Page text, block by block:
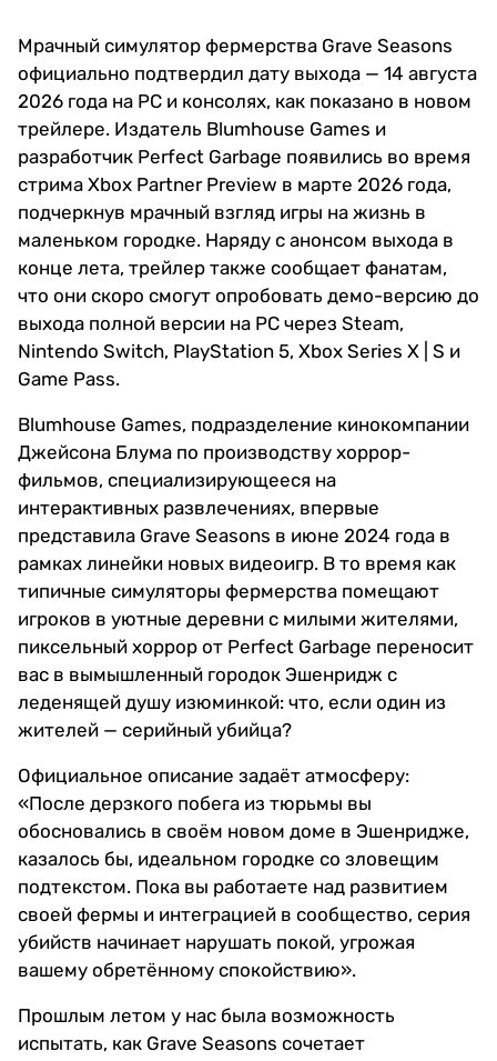
Мрачный симулятор фермерства Grave Seasons
официально подтвердил дату выхода — 14 августа
2026 года на PC и консолях, как показано в новом
трейлере. Издатель Blumhouse Games и
разработчик Perfect Garbage появились во время
стрима Xbox Partner Preview в марте 2026 года,
подчеркнув мрачный взгляд игры на жизнь в
маленьком городке. Наряду с анонсом выхода в
конце лета, трейлер также сообщает фанатам,
что они скоро смогут опробовать демо-версию до
выхода полной версии на PC через Steam,
Nintendo Switch, PlayStation 5, Xbox Series X | S и
Game Pass.
Blumhouse Games, подразделение кинокомпании
Джейсона Блума по производству хоррор-
фильмов, специализирующееся на
интерактивных развлечениях, впервые
представила Grave Seasons в июне 2024 года в
рамках линейки новых видеоигр. В то время как
типичные симуляторы фермерства помещают
игроков в уютные деревни с милыми жителями,
пиксельный хоррор от Perfect Garbage переносит
вас в вымышленный городок Эшенридж с
леденящей душу изюминкой: что, если один из
жителей — серийный убийца?
Официальное описание задаёт атмосферу:
«После дерзкого побега из тюрьмы вы
обосновались в своём новом доме в Эшенридже,
казалось бы, идеальном городке со зловещим
подтекстом. Пока вы работаете над развитием
своей фермы и интеграцией в сообщество, серия
убийств начинает нарушать покой, угрожая
вашему обретённому спокойствию».
Прошлым летом у нас была возможность
испытать, как Grave Seasons сочетает